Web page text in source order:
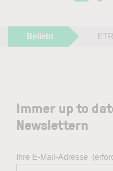
Beliebt
Immer up to
Newslettern
Ihre E-Mail-Adresse